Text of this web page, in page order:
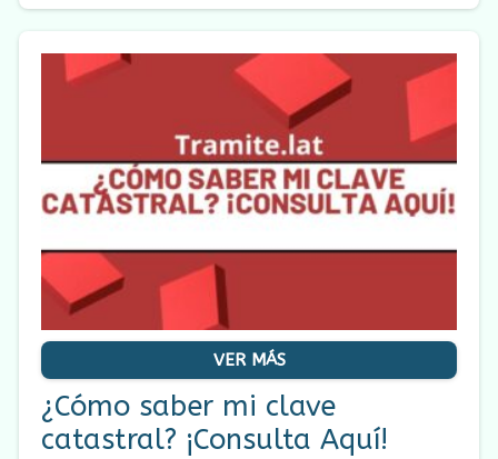
VER MÁS
¿Cómo saber mi clave
catastral? ¡Consulta Aquí!